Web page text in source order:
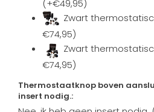
(+€49,95)
Zwart
€74,95)
Zwart
€74,95)
Thermostaatknop boven
insert nodig.: